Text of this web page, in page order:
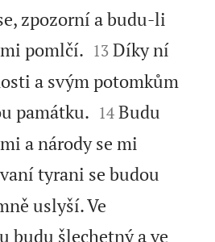
zpozorní a budu-li
pomlčí. 

13 Díky ní
a svým potomkům
památku. 

14 Budu
a národy se mi
tyrani se budou
uslyší. Ve
budu šlechetný a ve